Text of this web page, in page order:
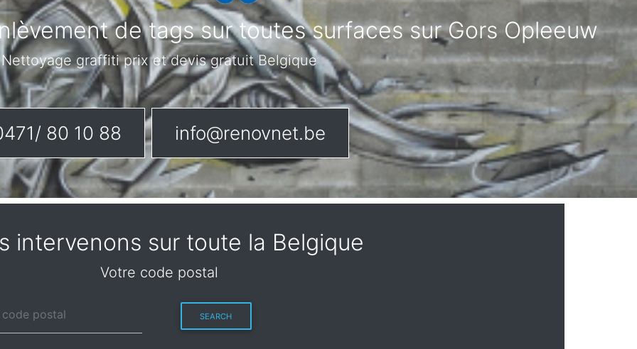
de tags sur toutes surfaces sur Gors Opleeuw
Nettoyage graffiti prix et devis gratuit Belgique
80 10 88 info@renovnet.be
intervenons sur toute la Belgique
Votre code postal
SEARCH